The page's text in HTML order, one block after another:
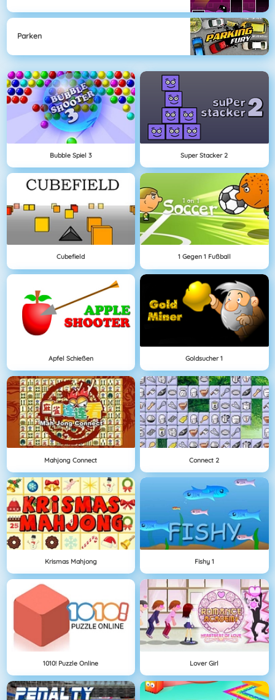
Parken
Bubble Spiel 3 Super Stacker 2
Cubefield 1 Gegen 1 Fußball
Apfel Schießen Goldsucher 1
Mahjong Connect Connect 2
Krismas Mahjong Fishy 1
1010! Puzzle Online Lover Girl